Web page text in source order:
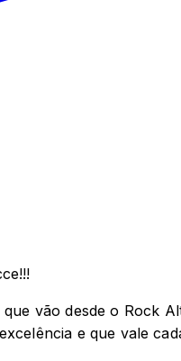
vão desde o Rock
e que vale